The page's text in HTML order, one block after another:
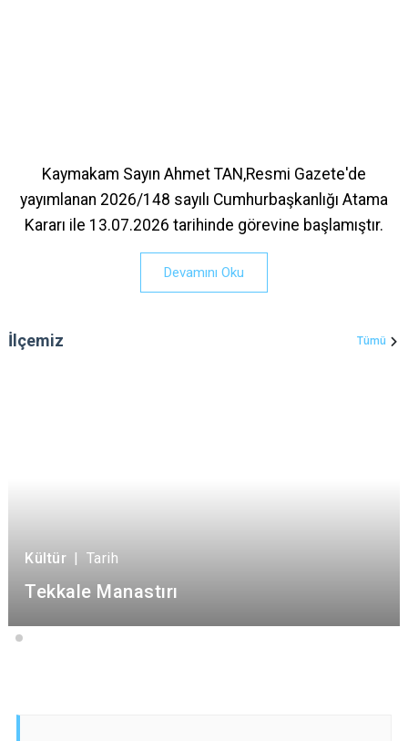
Kaymakam Sayın Ahmet TAN,Resmi Gazete'de
yayımlanan 2026/148 sayılı Cumhurbaşkanlığı Atama
Kararı ile 13.07.2026 tarihinde görevine başlamıştır.
Devamını Oku
İlçemiz Tümü
Kültür | Tarih
Tekkale Manastırı